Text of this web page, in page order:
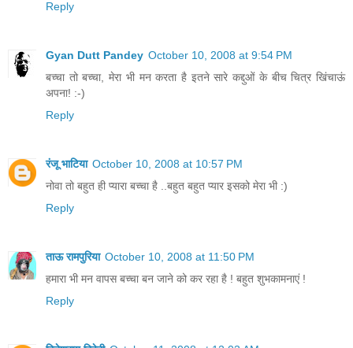
Reply
Gyan Dutt Pandey October 10, 2008 at 9:54 PM
बच्चा तो बच्चा, मेरा भी मन करता है इतने सारे कद्दुओं के बीच चित्र खिंचाऊं
अपना! :-)
Reply
रंजू भाटिया October 10, 2008 at 10:57 PM
नोवा तो बहुत ही प्यारा बच्चा है ..बहुत बहुत प्यार इसको मेरा भी :)
Reply
ताऊ रामपुरिया October 10, 2008 at 11:50 PM
हमारा भी मन वापस बच्चा बन जाने को कर रहा है ! बहुत शुभकामनाएं !
Reply